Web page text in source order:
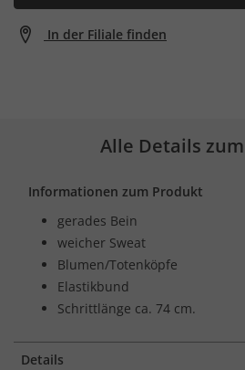
In der Filiale finden
Alle Details
Informationen zum Produkt
gerades Bein
weicher Sweat
Blumen/Totenköpfe
Elastikbund
Schrittlänge ca. 74 cm.
Details